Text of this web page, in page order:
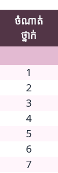
ចំណាត់
ថ្នាក់
1
2
3
4
5
6
7